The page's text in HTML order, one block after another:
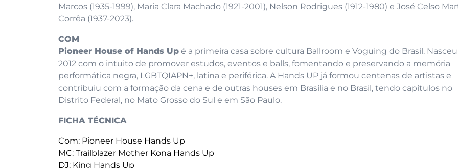
Marcos (1935-1999), Maria Clara Machado (1921-2001), Nelson Rodrigues (1912-1980) e José Celso
Corrêa (1937-2023).
COM
Pioneer House of Hands Up é a primeira casa sobre cultura Ballroom e Voguing do Brasil.
2012 com o intuito de promover estudos, eventos e balls, fomentando e preservando a memória
performática negra, LGBTQIAPN+, latina e periférica. A Hands UP já formou centenas de artistas e
contribuiu com a formação da cena e de outras houses em Brasília e no Brasil, tendo capítulos no
Distrito Federal, no Mato Grosso do Sul e em São Paulo.
FICHA TÉCNICA
Com: Pioneer House Hands Up
MC: Trailblazer Mother Kona Hands Up
DJ: King Hands Up